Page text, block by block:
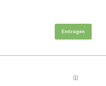
(1)